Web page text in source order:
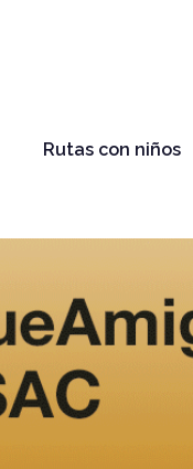
Rutas con niños